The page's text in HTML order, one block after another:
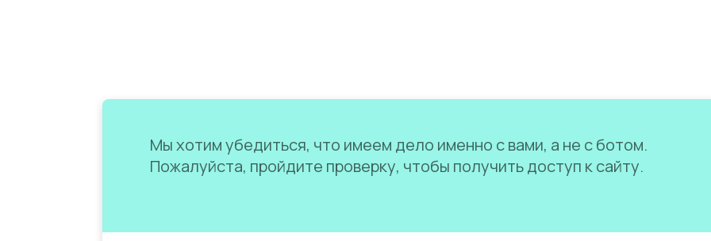
Мы хотим убедиться, что имеем дело именно с вами, а не с ботом.
Пожалуйста, пройдите проверку, чтобы получить доступ к сайту.